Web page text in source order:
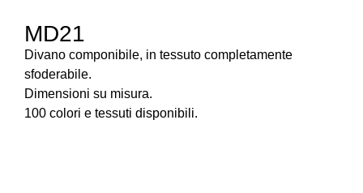
MD21
Divano componibile, in tessuto completamente
sfoderabile.
Dimensioni su misura.
100 colori e tessuti disponibili.